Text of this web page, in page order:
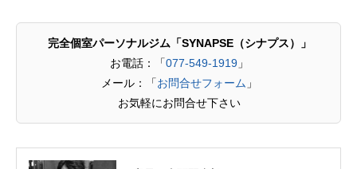
完全個室パーソナルジム「SYNAPSE（シナプス）」
お電話：「077-549-1919 」
メール：「お問合せフォーム 」
お気軽にお問合せ下さい